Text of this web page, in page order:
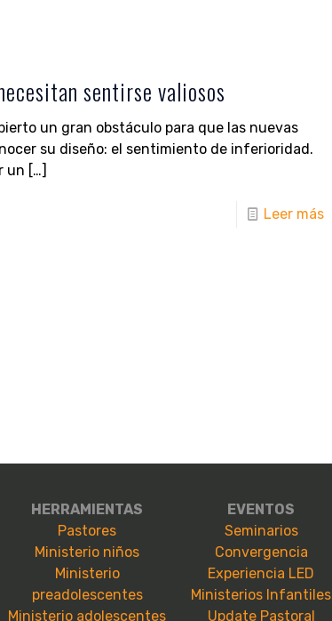
sentirse valiosos
un gran obstáculo para que las nuevas
su diseño: el sentimiento de inferioridad.
un […]
Leer más
HERRAMIENTAS
Pastores
Ministerio niños
Ministerio
preadolescentes
Ministerio adolescentes
EVENTOS
Seminarios
Convergencia
Experiencia LED
Ministerios Infantiles
Update Pastoral